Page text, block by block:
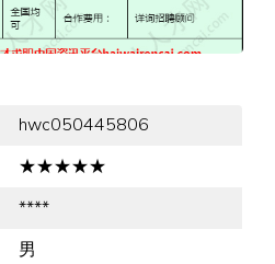
hwc050445806
★★★★★
****
男